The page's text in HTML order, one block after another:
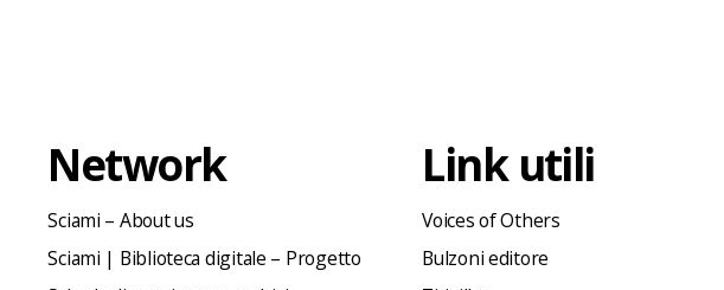
Network
Sciami – About us
Sciami | Biblioteca digitale – Progetto
Link utili
Voices of Others
Bulzoni editore